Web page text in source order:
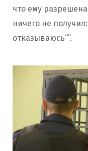
что ему
ничего не
отказываюсь“”.